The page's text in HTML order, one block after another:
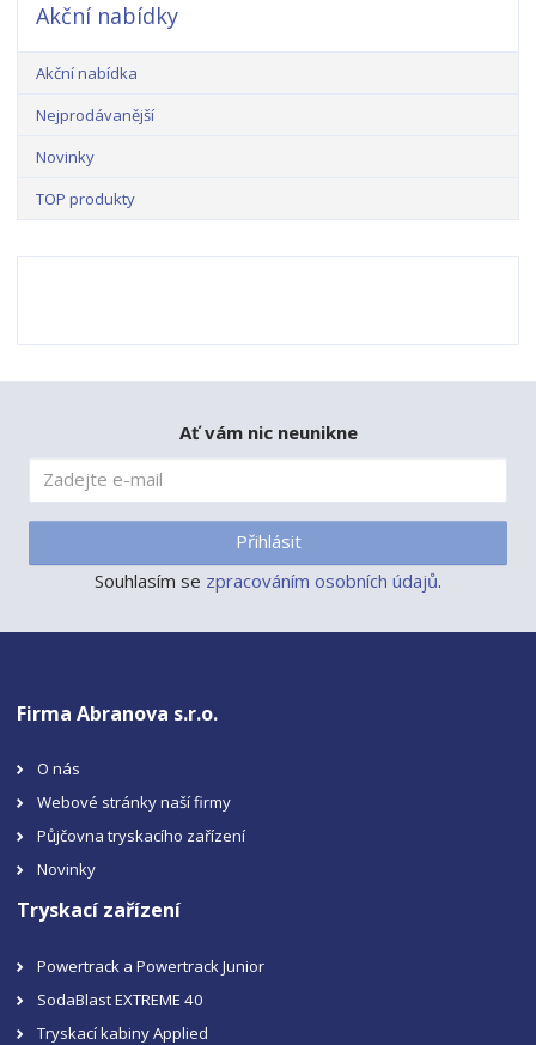
Akční nabídky
Akční nabídka
Nejprodávanější
Novinky
TOP produkty
Ať vám nic neunikne
Přihlásit
Souhlasím se zpracováním osobních údajů.
Firma Abranova s.r.o.
O nás
Webové stránky naší firmy
Půjčovna tryskacího zařízení
Novinky
Tryskací zařízení
Powertrack a Powertrack Junior
SodaBlast EXTREME 40
Tryskací kabiny Applied